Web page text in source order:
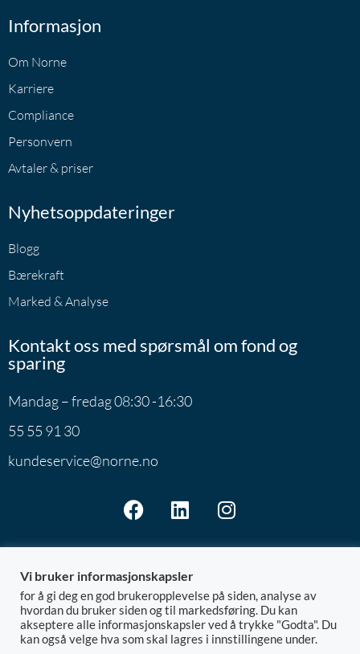
Informasjon
Om Norne
Karriere
Compliance
Personvern
Avtaler & priser
Nyhetsoppdateringer
Blogg
Bærekraft
Marked & Analyse
Kontakt oss med spørsmål om fond og
sparing
Mandag – fredag 08:30 -16:30
55 55 91 30
kundeservice@norne.no
Norne Securities AS | Postboks 7801 | 5020 Bergen
@ 2026 NorneOrg.nr: 992.881.828
Vi bruker informasjonskapsler
for å gi deg en god brukeropplevelse på siden, analyse av
hvordan du bruker siden og til markedsføring. Du kan
akseptere alle informasjonskapsler ved å trykke "Godta". Du
kan også velge hva som skal lagres i innstillingene under.